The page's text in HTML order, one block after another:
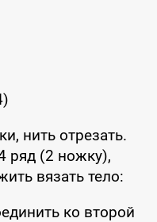
нить отрезать.
ряд (2 ножку),
вязать тело:
ко второй